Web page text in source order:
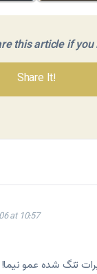
this article if
Share It!
at 10:57